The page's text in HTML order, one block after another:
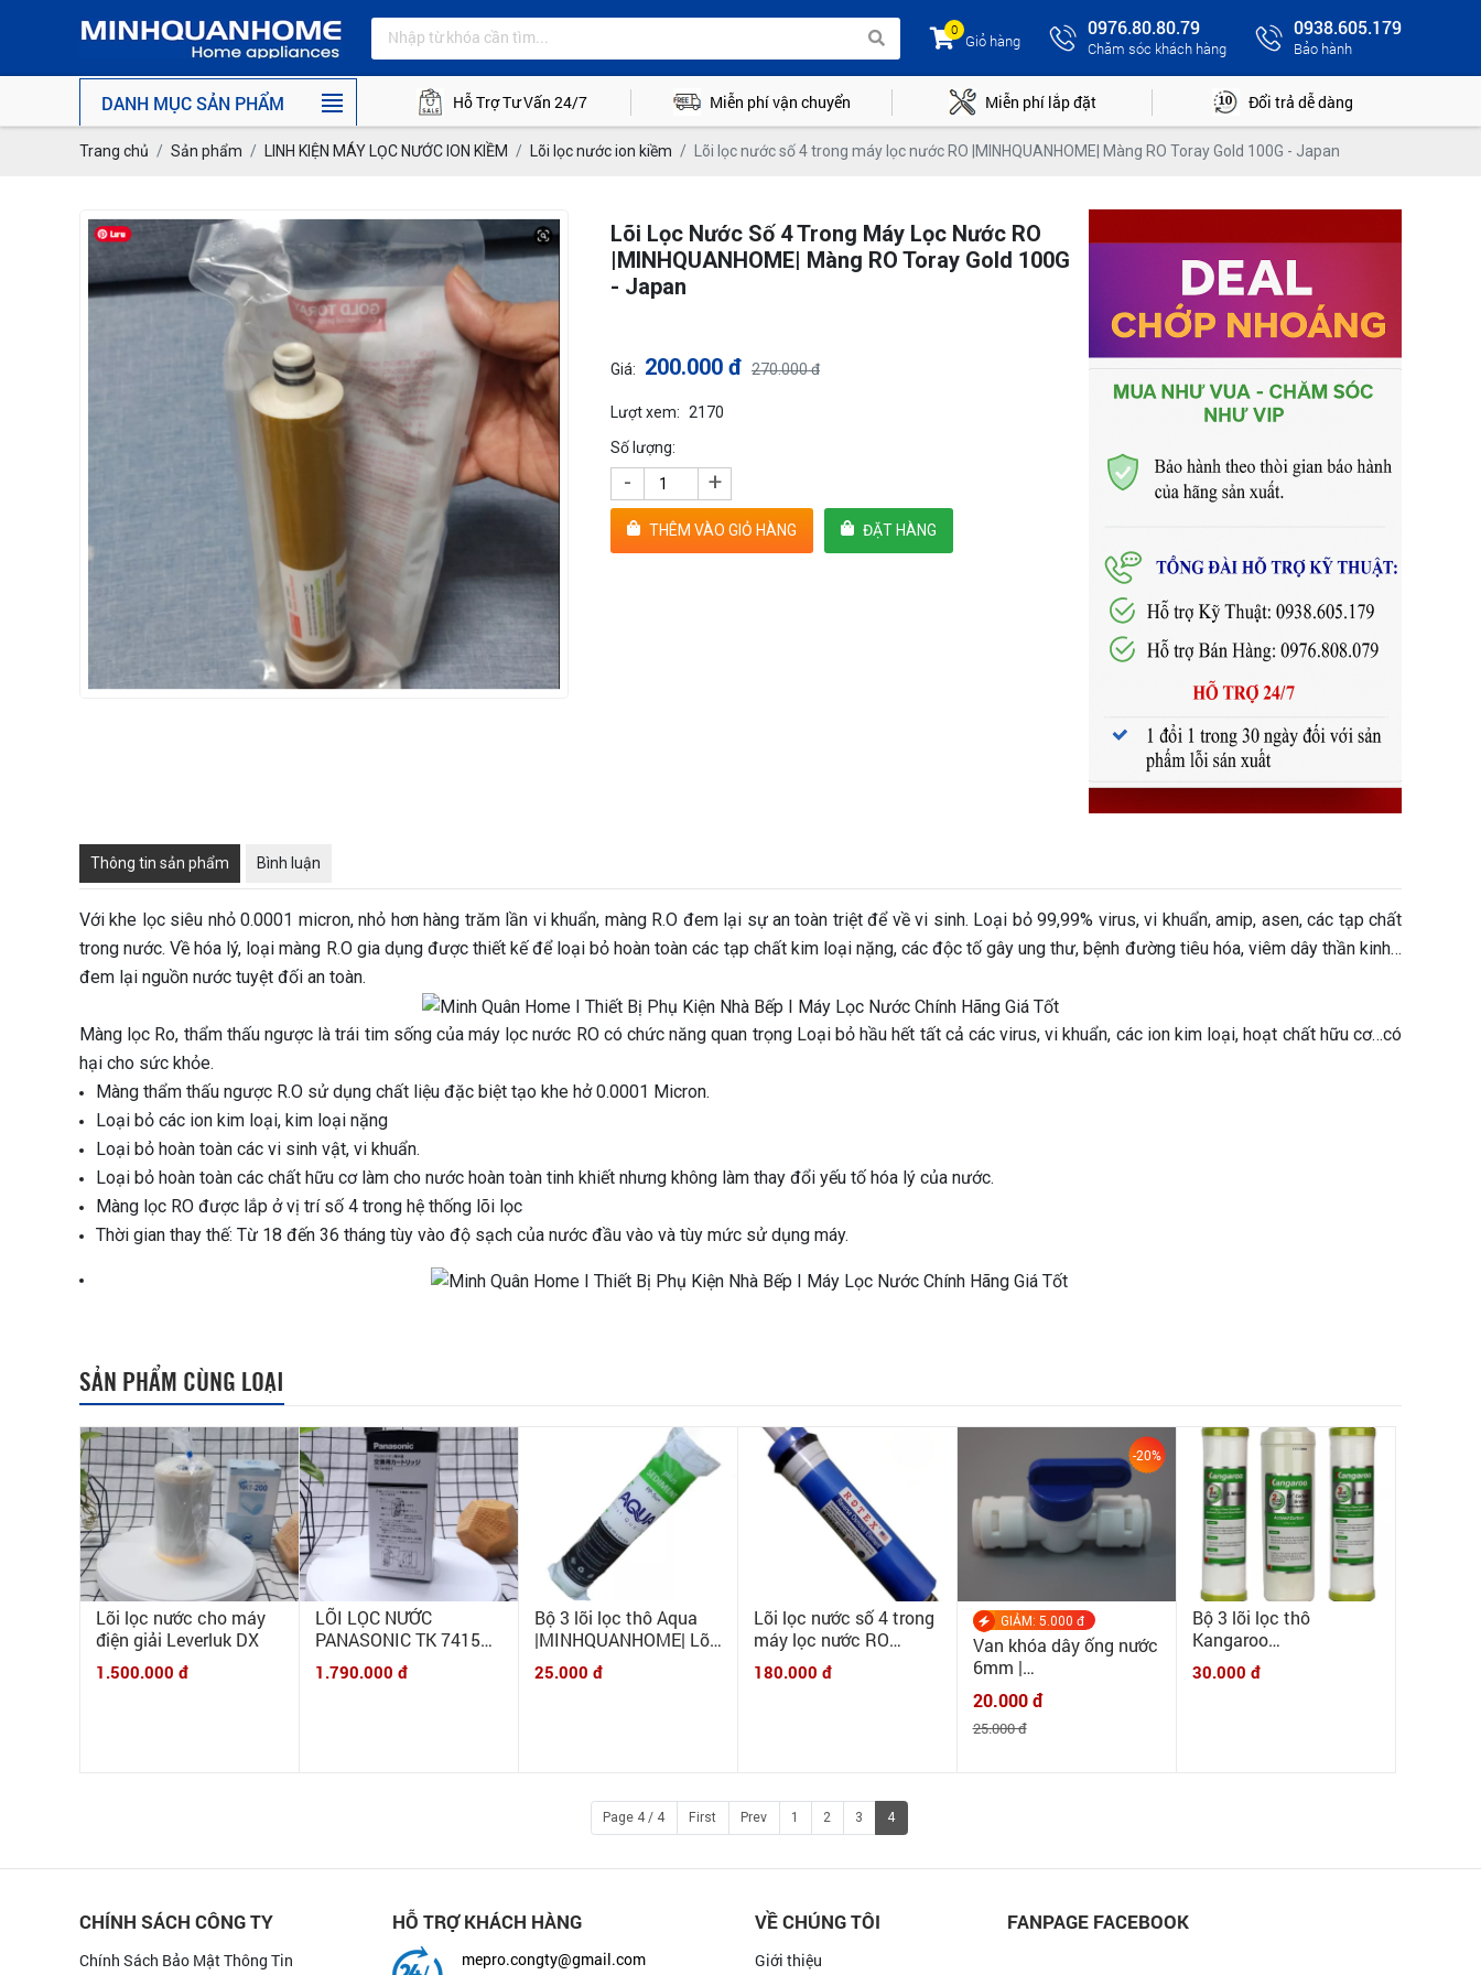
0
Giỏ hàng
0976.80.80.79
Chăm sóc khách hàng
0938.605.179
Bảo hành
DANH MỤC SẢN PHẨM Hỗ Trợ Tư Vấn 24/7 Miễn phí vận chuyển Miễn phí lắp đặt Đổi trả dễ dàng
Trang chủ Sản phẩm LINH KIỆN MÁY LỌC NƯỚC ION KIỀM Lõi lọc nước ion kiềm Lõi lọc nước số 4 trong máy lọc nước RO |MINHQUANHOME| Màng RO Toray Gold 100G - Japan
Lõi Lọc Nước Số 4 Trong Máy Lọc Nước RO
|MINHQUANHOME| Màng RO Toray Gold 100G
- Japan
Giá: 200.000 đ 270.000 đ
Lượt xem: 2170
Số lượng:
- +
THÊM VÀO GIỎ HÀNG ĐẶT HÀNG
Thông tin sản phẩm Bình luận
Với khe lọc siêu nhỏ 0.0001 micron, nhỏ hơn hàng trăm lần vi khuẩn, màng R.O đem lại sự an toàn triệt để về vi sinh. Loại bỏ 99,99% virus, vi khuẩn, amip, asen, các tạp chất
trong nước. Về hóa lý, loại màng R.O gia dụng được thiết kế để loại bỏ hoàn toàn các tạp chất kim loại nặng, các độc tố gây ung thư, bệnh đường tiêu hóa, viêm dây thần kinh…
đem lại nguồn nước tuyệt đối an toàn.
Màng lọc Ro, thẩm thấu ngược là trái tim sống của máy lọc nước RO có chức năng quan trọng Loại bỏ hầu hết tất cả các virus, vi khuẩn, các ion kim loại, hoạt chất hữu cơ…có
hại cho sức khỏe.
Màng thẩm thấu ngược R.O sử dụng chất liệu đặc biệt tạo khe hở 0.0001 Micron.
Loại bỏ các ion kim loại, kim loại nặng
Loại bỏ hoàn toàn các vi sinh vật, vi khuẩn.
Loại bỏ hoàn toàn các chất hữu cơ làm cho nước hoàn toàn tinh khiết nhưng không làm thay đổi yếu tố hóa lý của nước.
Màng lọc RO được lắp ở vị trí số 4 trong hệ thống lõi lọc
Thời gian thay thế: Từ 18 đến 36 tháng tùy vào độ sạch của nước đầu vào và tùy mức sử dụng máy.
SẢN PHẨM CÙNG LOẠI
Lõi lọc nước cho máy
điện giải Leverluk DX
1.500.000 đ
LÕI LỌC NƯỚC
PANASONIC TK 7415C1
DÙNG TRONG MÁY ION
KIỀM | 6.000 LÍT
1.790.000 đ
Bộ 3 lõi lọc thô Aqua
|MINHQUANHOME| Lõi
lọc thô 123 Aqua dùng
cho tất cả các máy RO
25.000 đ
Lõi lọc nước số 4 trong
máy lọc nước RO
|MINHQUANHOME|
Màng RO Rotex
180.000 đ
-20%
GIẢM: 5.000 đ
Van khóa dây ống nước
6mm |
MINHQUANHOME| Van
khóa nối nhanh 6mm
dùng trong máy lọc
20.000 đ
25.000 đ
Bộ 3 lõi lọc thô
Kangaroo
|MINHQUANHOME| Lõi
lọc thô 123 thay thế
30.000 đ
Page 4 / 4 First Prev 1 2 3 4
CHÍNH SÁCH CÔNG TY
Chính Sách Bảo Mật Thông Tin
HỖ TRỢ KHÁCH HÀNG
mepro.congty@gmail.com
VỀ CHÚNG TÔI
Giới thiệu
FANPAGE FACEBOOK